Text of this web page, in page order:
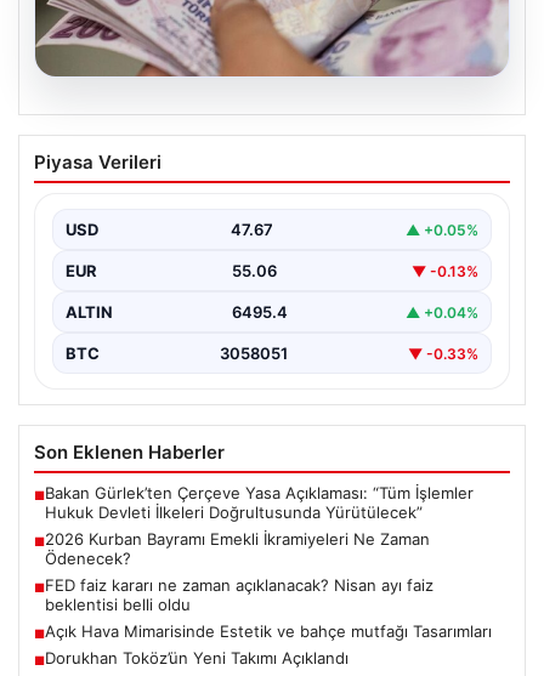
05.08.2026
2026 Kurban Bayramı Emekli
İkramiyeleri Ne Zaman Ödenecek?
milyon emekli vatandaşın gözü kulağı bayram
ikramiyesi…
Piyasa Verileri
USD 47.67 ▲ +0.05%
EUR 55.06 ▼ -0.13%
ALTIN 6495.4 ▲ +0.04%
BTC 3058051 ▼ -0.33%
Son Eklenen Haberler
■Bakan Gürlek’ten Çerçeve Yasa Açıklaması: “Tüm İşlemler
Hukuk Devleti İlkeleri Doğrultusunda Yürütülecek”
■2026 Kurban Bayramı Emekli İkramiyeleri Ne Zaman
Ödenecek?
■FED faiz kararı ne zaman açıklanacak? Nisan ayı faiz
beklentisi belli oldu
■Açık Hava Mimarisinde Estetik ve bahçe mutfağı Tasarımları
■Dorukhan Toköz’ün Yeni Takımı Açıklandı